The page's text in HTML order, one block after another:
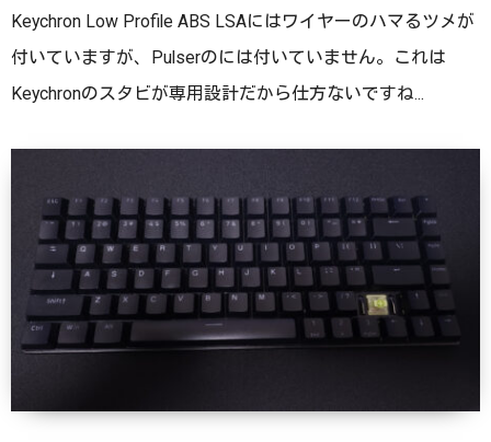
Keychron Low Profile ABS LSAにはワイヤーのハマるツメが
付いていますが、Pulserのには付いていません。これは
Keychronのスタビが専用設計だから仕方ないですね...